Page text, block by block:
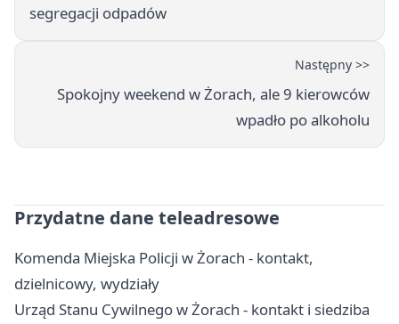
segregacji odpadów
Następny >>
Spokojny weekend w Żorach, ale 9 kierowców
wpadło po alkoholu
Przydatne dane teleadresowe
Komenda Miejska Policji w Żorach - kontakt,
dzielnicowy, wydziały
Urząd Stanu Cywilnego w Żorach - kontakt i siedziba